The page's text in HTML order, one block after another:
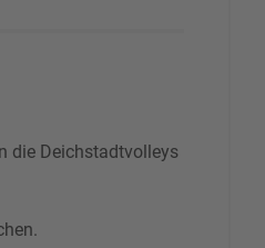
die Deichstadtvolleys